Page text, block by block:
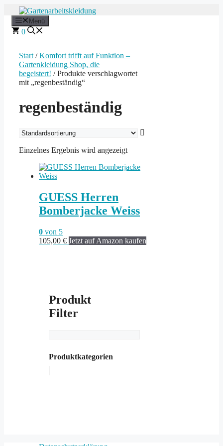
Inhalt
springen
Menü
0
Start /Komfort trifft auf Funktion –
Gartenkleidung Shop, die
begeistert! / Produkte verschlagwortet
mit „regenbeständig“
regenbeständig
Einzelnes Ergebnis wird angezeigt
GUESS Herren
Bomberjacke Weiss
0 von 5
105,00 € Jetzt auf Amazon kaufen
Produkt
Filter
Produktkategorien